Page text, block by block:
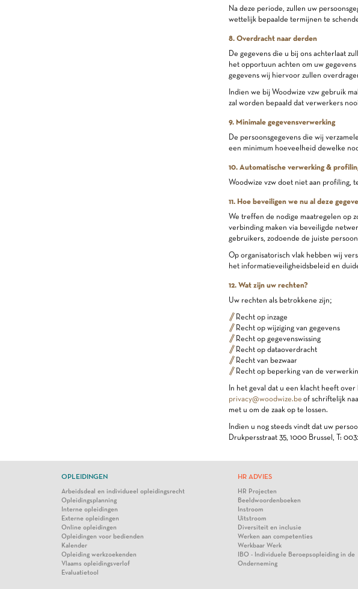
Na deze periode, zullen uw
wettelijk bepaalde termijnen te
8. Overdracht naar derden
De gegevens die u bij ons achterlaat
het opportuun achten om uw
gegevens wij hiervoor zullen
Indien we bij Woodwize vzw gebruik
zal worden bepaald dat verwerkers
9. Minimale gegevensverwerking
De persoonsgegevens die wij
een minimum hoeveelheid dewelke
10. Automatische verwerking &
Woodwize vzw doet niet aan profiling,
11. Hoe beveiligen we nu al deze
We treffen de nodige maatregelen op
verbinding maken via beveiligde
gebruikers, zodoende de juiste
Op organisatorisch vlak hebben wij
het informatieveiligheidsbeleid en
12. Wat zijn uw rechten?
Uw rechten als betrokkene zijn;
Recht op inzage
Recht op wijziging van gegevens
Recht op gegevenswissing
Recht op dataoverdracht
Recht van bezwaar
Recht op beperking van de
In het geval dat u een klacht heeft
privacy@woodwize.be of schriftelijk
met u om de zaak op te lossen.
Indien u nog steeds vindt dat uw
Drukpersstraat 35, 1000 Brussel, T:
OPLEIDINGEN
Arbeidsdeal en individueel opleidingsrecht
Opleidingsplanning
Interne opleidingen
Externe opleidingen
Online opleidingen
Opleidingen voor bedienden
Kalender
Opleiding werkzoekenden
Vlaams opleidingsverlof
Evaluatietool
HR ADVIES
HR Projecten
Beeldwoordenboeken
Instroom
Uitstroom
Diversiteit en inclusie
Werken aan competenties
Werkbaar Werk
IBO - Individuele Beroepsopleiding in de
Onderneming